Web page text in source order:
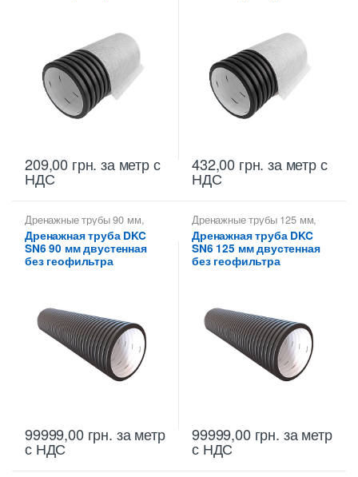
209,00 грн. за метр с
НДС
432,00 грн. за метр с
НДС
Дренажные трубы 90 мм,
Трубы гофрированные
дренажные ДКС,Трубы
дренажные гофрированные
Дренажная труба DKC
SN6 90 мм двустенная
без геофильтра
99999,00 грн. за метр
с НДС
Дренажные трубы 125 мм,
Трубы гофрированные
дренажные ДКС,Трубы
дренажные гофрированные
Дренажная труба DKC
SN6 125 мм двустенная
без геофильтра
99999,00 грн. за метр
с НДС